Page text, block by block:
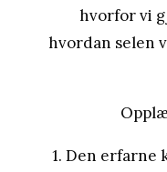
hvorfor vi
hvordan selen
1. Den erfarne